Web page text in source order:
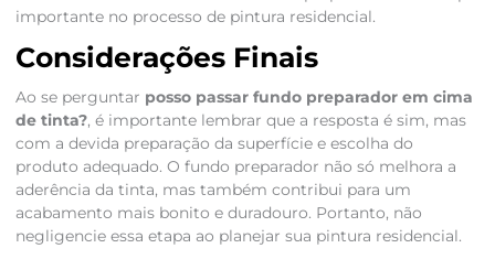
importante no processo de pintura residencial.
Considerações Finais
Ao se perguntar posso passar fundo preparador em cima
de tinta?, é importante lembrar que a resposta é sim, mas
com a devida preparação da superfície e escolha do
produto adequado. O fundo preparador não só melhora a
aderência da tinta, mas também contribui para um
acabamento mais bonito e duradouro. Portanto, não
negligencie essa etapa ao planejar sua pintura residencial.